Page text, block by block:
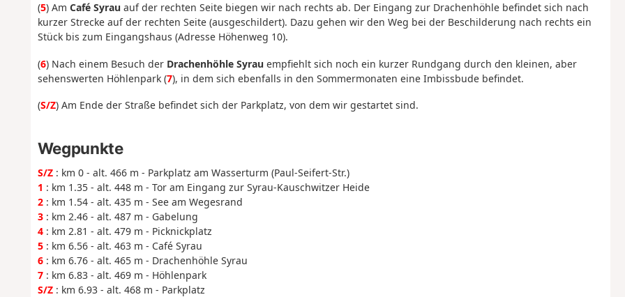
(5) Am Café Syrau auf der rechten Seite biegen wir nach rechts ab. Der Eingang zur Drachenhöhle befindet sich nach
kurzer Strecke auf der rechten Seite (ausgeschildert). Dazu gehen wir den Weg bei der Beschilderung nach rechts ein
Stück bis zum Eingangshaus (Adresse Höhenweg 10).
(6) Nach einem Besuch der Drachenhöhle Syrau empfiehlt sich noch ein kurzer Rundgang durch den kleinen, aber
sehenswerten Höhlenpark (7), in dem sich ebenfalls in den Sommermonaten eine Imbissbude befindet.
(S/Z) Am Ende der Straße befindet sich der Parkplatz, von dem wir gestartet sind.
Wegpunkte
S/Z: km 0 - alt. 466 m - Parkplatz am Wasserturm (Paul-Seifert-Str.)
1 : km 1.35 - alt. 448 m - Tor am Eingang zur Syrau-Kauschwitzer Heide
2: km 1.54 - alt. 435 m - See am Wegesrand
3: km 2.46 - alt. 487 m - Gabelung
4: km 2.81 - alt. 479 m - Picknickplatz
5: km 6.56 - alt. 463 m - Café Syrau
6: km 6.76 - alt. 465 m - Drachenhöhle Syrau
7: km 6.83 - alt. 469 m - Höhlenpark
S/Z: km 6.93 - alt. 468 m - Parkplatz